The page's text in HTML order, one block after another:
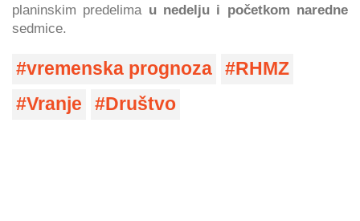
planinskim predelima u nedelju i početkom naredne
sedmice.
vremenska prognoza
RHMZ
Vranje
Društvo